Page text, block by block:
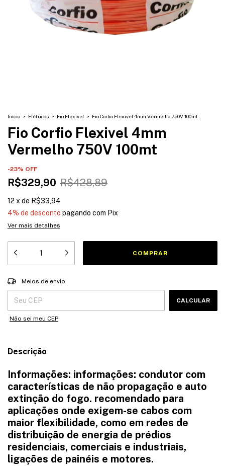
Início > Elétricos > Fio Flexível > Fio Corfio Flexivel 4mm Vermelho 750V 100mt
Fio Corfio Flexivel 4mm
Vermelho 750V 100mt
-23% OFF
R$329,90 R$428,89
12 x de R$33,94
4% de desconto pagando com Pix
Ver mais detalhes
Entregas para o CEP:
Meios de envio
CALCULAR
Não sei meu CEP
Descrição
Informações: informações: condutor com
características de não propagação e auto
extinção do fogo. recomendado para
aplicações onde exigem-se cabos com
maior flexibilidade, como em redes de
distribuição de energia de prédios
residenciais, comerciais e industriais,
ligações de painéis e motores.